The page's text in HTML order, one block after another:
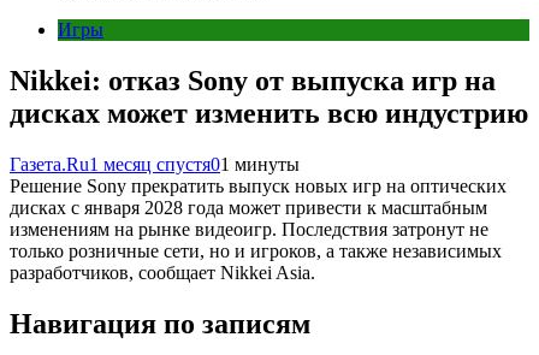
Игры
Nikkei: отказ Sony от выпуска игр на
дисках может изменить всю индустрию
Газета.Ru1 месяц спустя01 минуты
Решение Sony прекратить выпуск новых игр на оптических
дисках с января 2028 года может привести к масштабным
изменениям на рынке видеоигр. Последствия затронут не
только розничные сети, но и игроков, а также независимых
разработчиков, сообщает Nikkei Asia.
Навигация по записям